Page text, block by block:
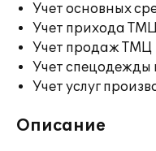
Учет основных
Учет прихода
Учет продаж ТМЦ
Учет спецодежды
Учет услуг
Описание